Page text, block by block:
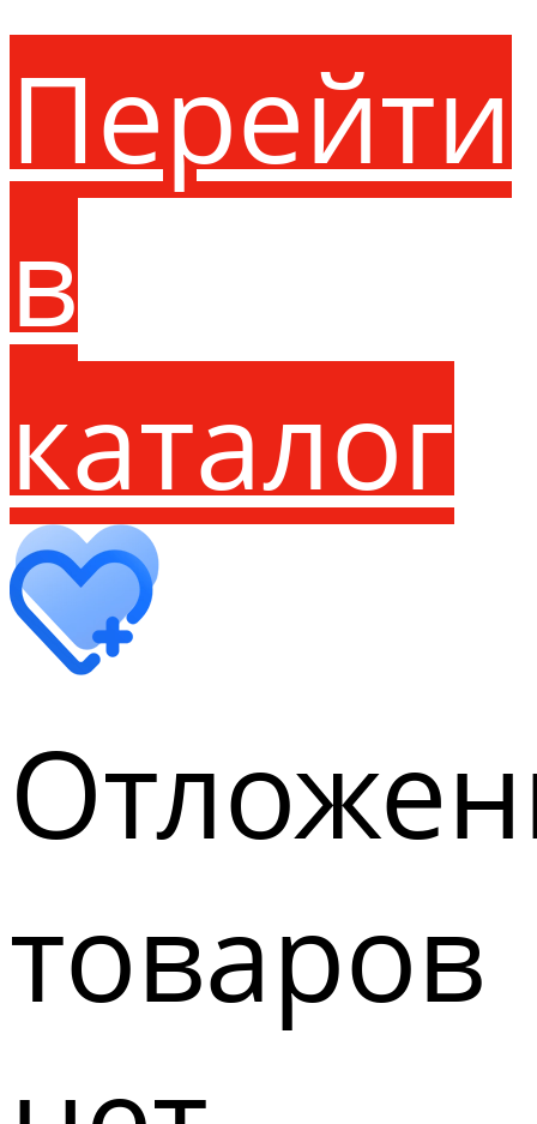
Перейти
в
каталог
товаров